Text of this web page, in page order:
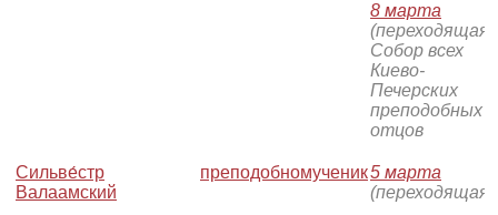
8 марта
(переходящая)
Собор всех
Киево-
Печерских
преподобных
отцов
Сильве́стр
Валаамский
преподобномученик5 марта
(переходящая)